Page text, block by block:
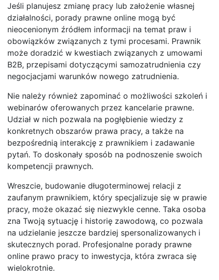
Jeśli planujesz zmianę pracy lub założenie własnej
działalności, porady prawne online mogą być
nieocenionym źródłem informacji na temat praw i
obowiązków związanych z tymi procesami. Prawnik
może doradzić w kwestiach związanych z umowami
B2B, przepisami dotyczącymi samozatrudnienia czy
negocjacjami warunków nowego zatrudnienia.
Nie należy również zapominać o możliwości szkoleń i
webinarów oferowanych przez kancelarie prawne.
Udział w nich pozwala na pogłębienie wiedzy z
konkretnych obszarów prawa pracy, a także na
bezpośrednią interakcję z prawnikiem i zadawanie
pytań. To doskonały sposób na podnoszenie swoich
kompetencji prawnych.
Wreszcie, budowanie długoterminowej relacji z
zaufanym prawnikiem, który specjalizuje się w prawie
pracy, może okazać się niezwykle cenne. Taka osoba
zna Twoją sytuację i historię zawodową, co pozwala
na udzielanie jeszcze bardziej spersonalizowanych i
skutecznych porad. Profesjonalne porady prawne
online prawo pracy to inwestycja, która zwraca się
wielokrotnie.